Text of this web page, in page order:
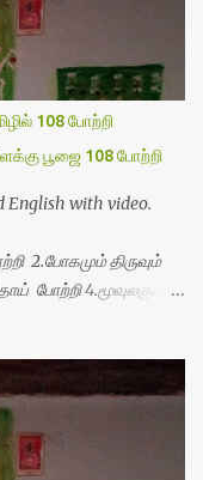
108 போற்றி
பூஜை 108 போற்றி
English with video.
2.போகமும் திருவும்
போற்றி 4.மூவுலகும்
பொலிந்தாய்